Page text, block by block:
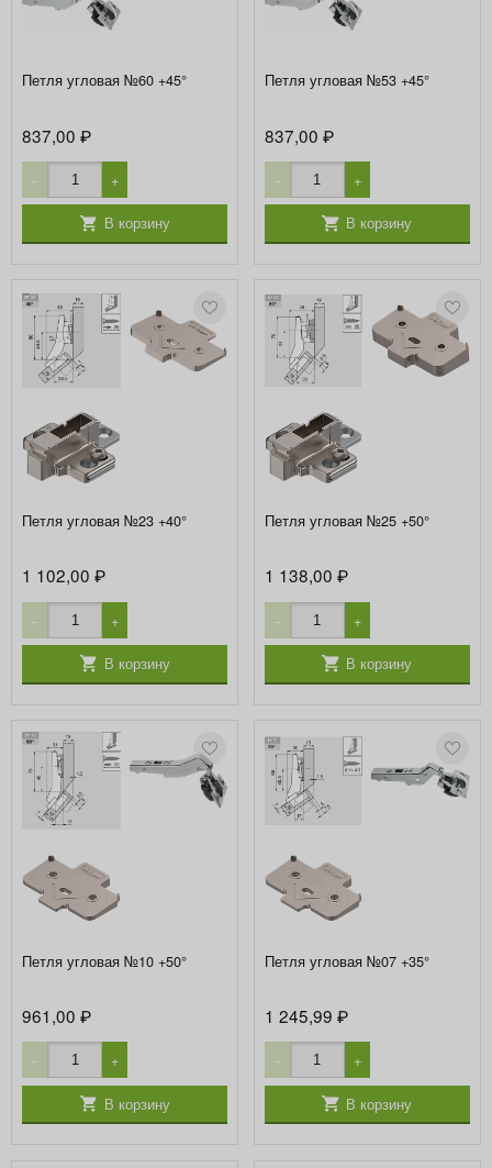
Петля угловая №60 +45°
837,00₽
− +
В корзину
Петля угловая №53 +45°
837,00 ₽
− +
В корзину
Петля угловая №23 +40°
1 102,00₽
− +
В корзину
Петля угловая №25 +50°
1 138,00 ₽
− +
В корзину
Петля угловая №10 +50°
961,00₽
− +
В корзину
Петля угловая №07 +35°
1 245,99 ₽
− +
В корзину